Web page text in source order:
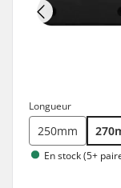
Longueur
250mm
En stock (5+